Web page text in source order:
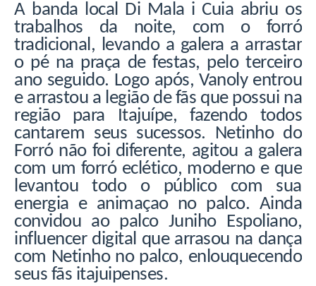
A banda local Di Mala i Cuia abriu os
trabalhos da noite, com o forró
tradicional, levando a galera a arrastar
o pé na praça de festas, pelo terceiro
ano seguido. Logo após, Vanoly entrou
e arrastou a legião de fãs que possui na
região para Itajuípe, fazendo todos
cantarem seus sucessos. Netinho do
Forró não foi diferente, agitou a galera
com um forró eclético, moderno e que
levantou todo o público com sua
energia e animaçao no palco. Ainda
convidou ao palco Juniho Espoliano,
influencer digital que arrasou na dança
com Netinho no palco, enlouquecendo
seus fãs itajuipenses.